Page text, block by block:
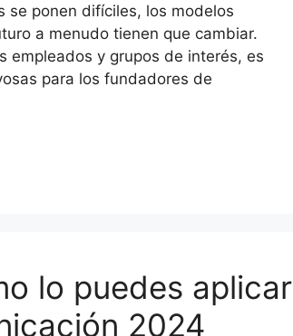
se ponen difíciles, los modelos
a menudo tienen que cambiar.
empleados y grupos de interés, es
para los fundadores de
lo puedes aplicar
2024